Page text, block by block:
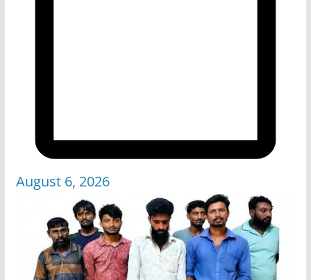
August 6, 2026